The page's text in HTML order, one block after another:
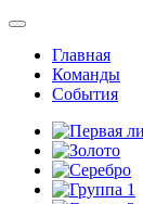
Главная
Команды
События